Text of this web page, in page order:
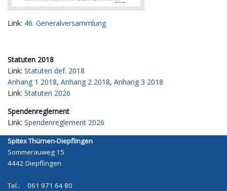
Link: 46. Generalversammlung
Statuten 2018
Link: Statuten def. 2018
Anhang 1 2018, Anhang 2 2018, Anhang 3 2018
Link: Statuten 2026
Spendenreglement
Link: Spendenreglement 2026
Spitex Thürnen-Diepflingen
Sommerauweg 15
4442 Diepflingen
Tel.: 061 971 64 80